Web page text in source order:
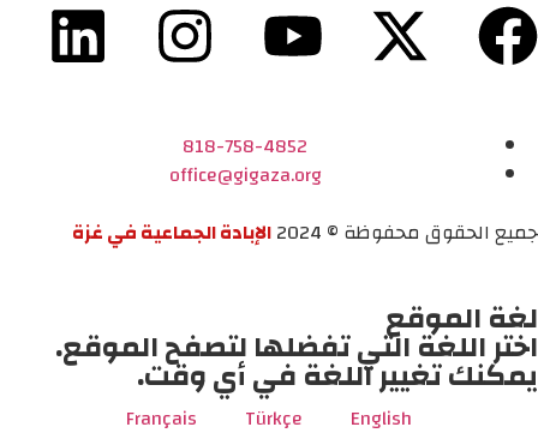
818-758-4852
office@gigaza.org
جميع الحقوق محفوظة © 2024
الإبادة الجماعية في غزة
لغة الموقع
اختر اللغة التي تفضلها لتصفح الموقع.
يمكنك تغيير اللغة في أي وقت.
English
Türkçe
Français